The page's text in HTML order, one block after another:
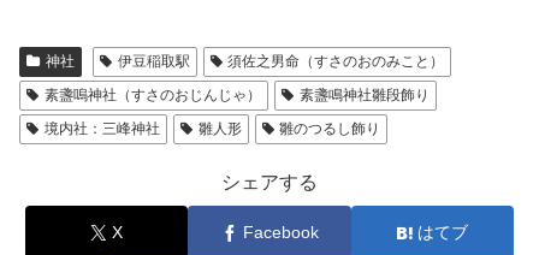
神社 伊豆稲取駅
須佐之男命（すさのおのみこと）
素盞嗚神社（すさのおじんじゃ）
素盞鳴神社雛段飾り
境内社：三峰神社
雛人形 雛のつるし飾り
シェアする
X Facebook はてブ